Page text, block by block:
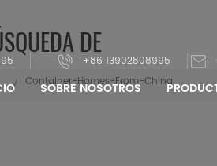
+86 13902808995
SOBRE NOSOTROS
DE
/ Container-Homes-From-China